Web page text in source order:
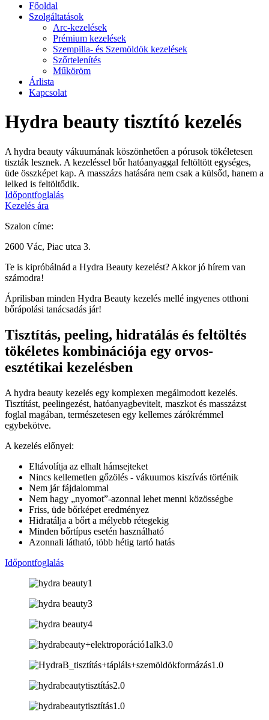
Főoldal
Szolgáltatások
Arc-kezelések
Prémium kezelések
Szempilla- és Szemöldök kezelések
Szőrtelenítés
Műköröm
Árlista
Kapcsolat
Hydra beauty tisztító kezelés
A hydra beauty vákuumának köszönhetően a pórusok tökéletesen
tiszták lesznek. A kezeléssel bőr hatóanyaggal feltöltött egységes,
üde összképet kap. A masszázs hatására nem csak a külsőd, hanem a
lelked is feltöltődik.
Időpontfoglalás
Kezelés ára
Szalon címe:
2600 Vác, Piac utca 3.
Te is kipróbálnád a Hydra Beauty kezelést? Akkor jó hírem van
számodra!
Áprilisban minden Hydra Beauty kezelés mellé ingyenes otthoni
bőrápolási tanácsadás jár!
Tisztítás, peeling, hidratálás és feltöltés
tökéletes kombinációja egy orvos-
esztétikai kezelésben
A hydra beauty kezelés egy komplexen megálmodott kezelés.
Tisztítást, peelingezést, hatóanyagbevitelt, maszkot és masszázst
foglal magában, természetesen egy kellemes zárókrémmel
egybekötve.
A kezelés előnyei:
Eltávolítja az elhalt hámsejteket
Nincs kellemetlen gőzölés - vákuumos kiszívás történik
Nem jár fájdalommal
Nem hagy „nyomot”-azonnal lehet menni közösségbe
Friss, üde bőrképet eredményez
Hidratálja a bőrt a mélyebb rétegekig
Minden bőrtípus esetén használható
Azonnali látható, több hétig tartó hatás
Időpontfoglalás